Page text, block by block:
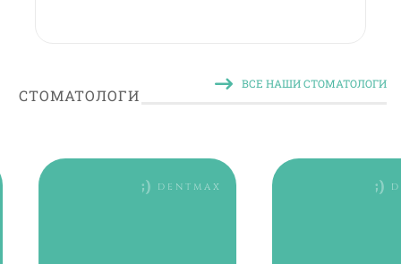
СТОМАТОЛОГИ
ВСЕ НАШИ СТОМАТОЛОГИ
DENTMAX